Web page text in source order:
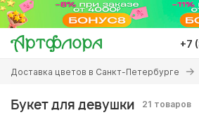
Перейти
основному
содержанию
+7
Вы
здесь
Доставка цветов в Санкт-Петербурге
Букет для девушки 21 товаров